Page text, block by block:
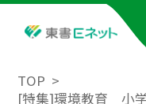
TOP
[特集]環境教育 小